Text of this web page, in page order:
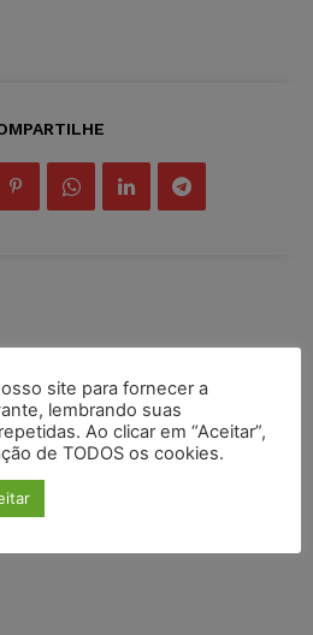
site para fornecer a
lembrando suas
Ao clicar em “Aceitar”,
de TODOS os cookies.